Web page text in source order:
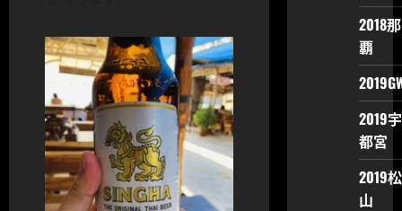
2018那
覇
2019宇
都宮
2019松
山